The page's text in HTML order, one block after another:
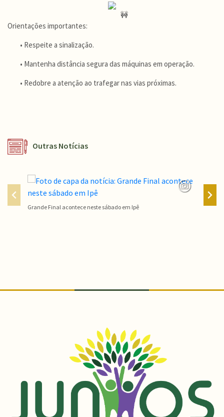
Orientações importantes:
• Respeite a sinalização.
• Mantenha distância segura das máquinas em operação.
• Redobre a atenção ao trafegar nas vias próximas.
Outras Notícias
Grande Final acontece neste sábado em Ipê